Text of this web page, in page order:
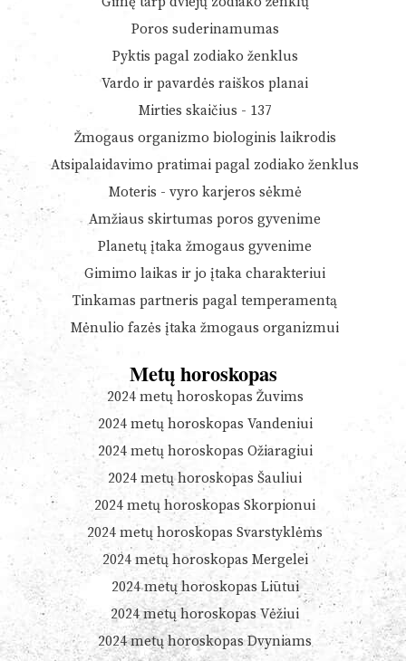
Poros suderinamumas
Pyktis pagal zodiako ženklus
Vardo ir pavardės raiškos planai
Mirties skaičius - 137
Žmogaus organizmo biologinis laikrodis
Atsipalaidavimo pratimai pagal zodiako ženklus
Moteris - vyro karjeros sėkmė
Amžiaus skirtumas poros gyvenime
Planetų įtaka žmogaus gyvenime
Gimimo laikas ir jo įtaka charakteriui
Tinkamas partneris pagal temperamentą
Mėnulio fazės įtaka žmogaus organizmui
Metų horoskopas
2024 metų horoskopas Žuvims
2024 metų horoskopas Vandeniui
2024 metų horoskopas Ožiaragiui
2024 metų horoskopas Šauliui
2024 metų horoskopas Skorpionui
2024 metų horoskopas Svarstyklėms
2024 metų horoskopas Mergelei
2024 metų horoskopas Liūtui
2024 metų horoskopas Vėžiui
2024 metų horoskopas Dvyniams